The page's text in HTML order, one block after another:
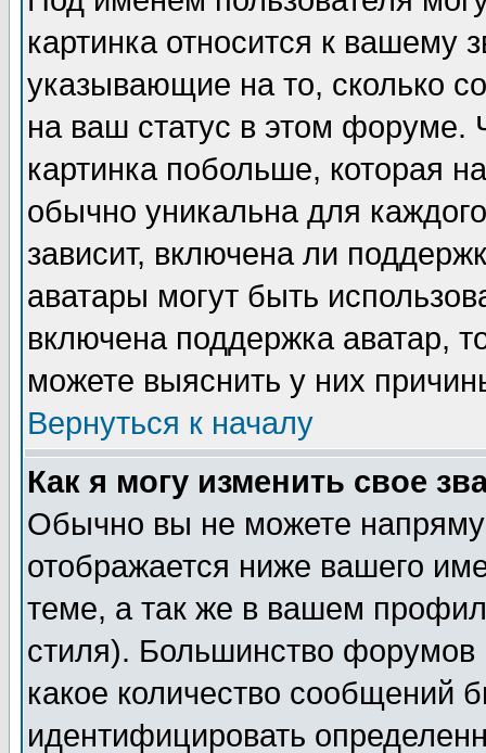
картинка относится к вашему
указывающие на то, сколько
на ваш статус в этом форуме.
картинка побольше, которая
обычно уникальна для
зависит, включена ли
аватары могут быть
включена поддержка аватар,
можете выяснить у них
Вернуться к началу
Как я могу изменить свое
Обычно вы не можете
отображается ниже вашего
теме, а так же в вашем
стиля). Большинство форумов
какое количество сообщений
идентифицировать